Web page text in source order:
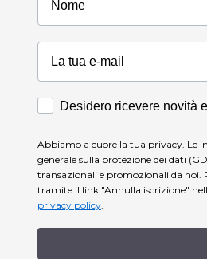
Accettazione Marketing
Desidero ricevere novità
Abbiamo a cuore la tua privacy. Le
generale sulla protezione dei dati
transazionali e promozionali da noi.
tramite il link "Annulla iscrizione"
privacy policy.